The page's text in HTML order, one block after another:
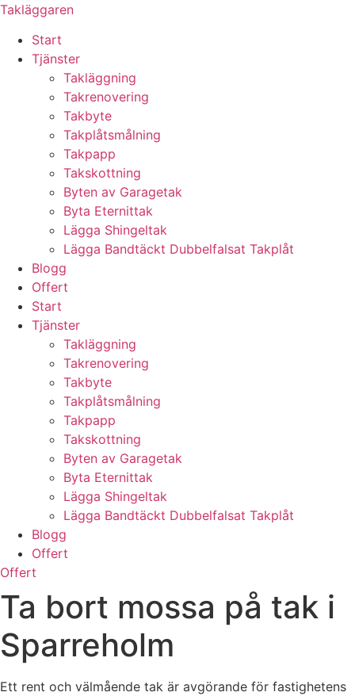
Skip
content
Takläggaren
Start
Tjänster
Takläggning
Takrenovering
Takbyte
Takplåtsmålning
Takpapp
Takskottning
Byten av Garagetak
Byta Eternittak
Lägga Shingeltak
Lägga Bandtäckt Dubbelfalsat Takplåt
Blogg
Offert
Start
Tjänster
Takläggning
Takrenovering
Takbyte
Takplåtsmålning
Takpapp
Takskottning
Byten av Garagetak
Byta Eternittak
Lägga Shingeltak
Lägga Bandtäckt Dubbelfalsat Takplåt
Blogg
Offert
Offert
Ta bort mossa på tak i
Sparreholm
Ett rent och välmående tak är avgörande för fastighetens